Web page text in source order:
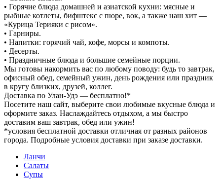
• Горячие блюда домашней и азиатской кухни: мясные и
рыбные котлеты, бифштекс с пюре, вок, а также наш хит —
«Курица Терияки с рисом».
• Гарниры.
• Напитки: горячий чай, кофе, морсы и компоты.
• Десерты.
• Праздничные блюда и большие семейные порции.
Мы готовы накормить вас по любому поводу: будь то завтрак,
офисный обед, семейный ужин, день рождения или праздник
в кругу близких, друзей, коллег.
Доставка по Улан-Удэ — бесплатно!*
Посетите наш сайт, выберите свои любимые вкусные блюда и
оформите заказ. Наслаждайтесь отдыхом, а мы быстро
доставим ваш завтрак, обед или ужин!
*условия бесплатной доставки отличная от разных районов
города. Подробные условия доставки при заказе доставки.
Ланчи
Салаты
Супы